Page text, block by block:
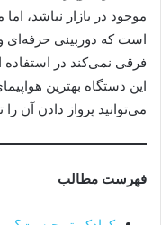
موجود در بازار نباشد،
است که دوربینی حرفه‌ای
فرقی نمی‌کند در استفاده
این دستگاه بهترین
می‌توانید پرواز دادن آن را
فهرست مطالب